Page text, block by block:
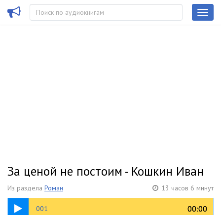
За ценой не постоим - Кошкин Иван
Из раздела Роман 13 часов 6 минут
001 00:00
00:00
09:41